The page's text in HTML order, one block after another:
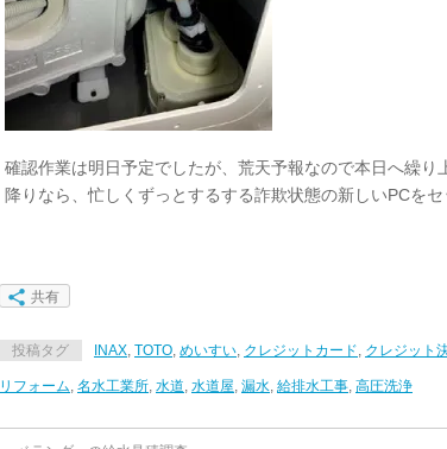
確認作業は明日予定でしたが、荒天予報なので本日へ繰
降りなら、忙しくずっとするする詐欺状態の新しいPCをセ
共有
投稿タグ INAX, TOTO, めいすい, クレジットカード, クレジット
リフォーム, 名水工業所, 水道, 水道屋, 漏水, 給排水工事, 高圧洗浄